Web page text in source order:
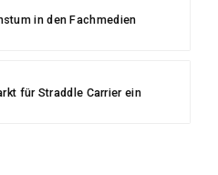
in den Fachmedien
für Straddle Carrier ein